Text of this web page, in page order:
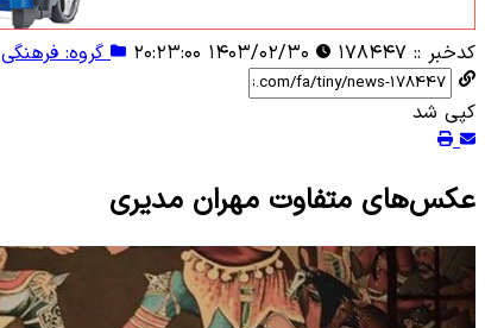
کدخبر :: ۱۷۸۴۴۷ گروه: فرهنگی
کپی شد
عکس‌های متفاوت مهران مدیری